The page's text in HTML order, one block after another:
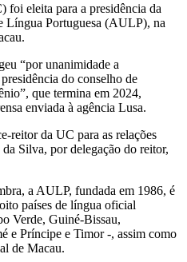
eleita para a presidência da
Língua Portuguesa (AULP), na
“por unanimidade a
do conselho de
que termina em 2024,
enviada à agência Lusa.
reitor da UC para as relações
Silva, por delegação do reitor,
a AULP, fundada em 1986, é
países de língua oficial
Verde, Guiné-Bissau,
e Príncipe e Timor -, assim como
de Macau.